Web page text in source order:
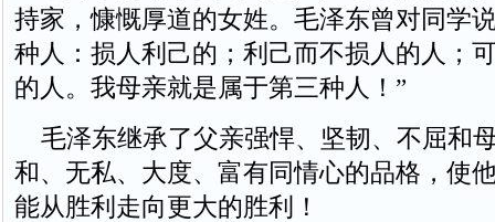
持家，慷慨厚道的女姓。毛泽东曾对同学
种人：损人利己的；利己而不损人的人；
的人。我母亲就是属于第三种人！”
毛泽东继承了父亲强悍、坚韧、不屈和
和、无私、大度、富有同情心的品格，使
能从胜利走向更大的胜利！